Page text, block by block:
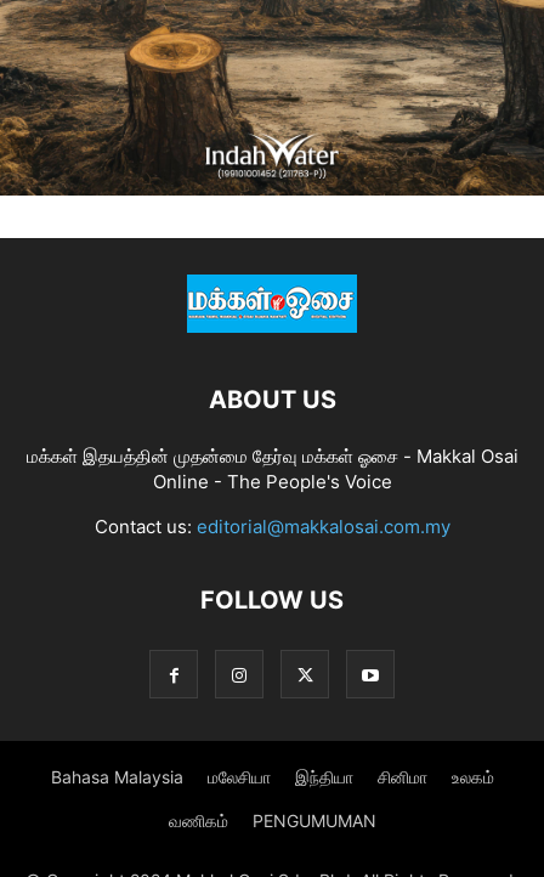
ABOUT US
மக்கள் இதயத்தின் முதன்மை தேர்வு மக்கள் ஓசை - Makkal Osai
Online - The People's Voice
Contact us: editorial@makkalosai.com.my
FOLLOW US
Bahasa Malaysia மலேசியா இந்தியா சினிமா உலகம்
வணிகம் PENGUMUMAN